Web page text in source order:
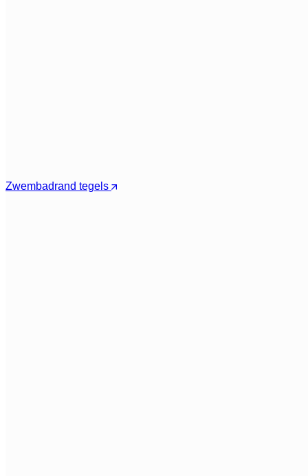
Zwembadrand tegels